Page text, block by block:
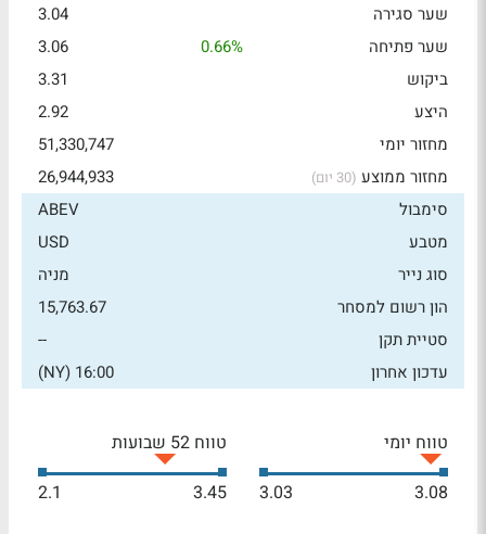
שער סגירה
3.04
שער פתיחה
0.66%
3.06
ביקוש
3.31
היצע
2.92
מחזור יומי
51,330,747
מחזור ממוצע (30 יום)
26,944,933
סימבול
ABEV
מטבע
USD
סוג נייר
מניה
הון רשום למסחר
15,763.67
סטיית תקן
--
עדכון אחרון
16:00 (NY)
טווח יומי
3.08
3.03
טווח 52 שבועות
3.45
2.1